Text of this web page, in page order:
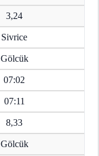
3,24
Sivrice
Gölcük
07:02
07:11
8,33
Gölcük